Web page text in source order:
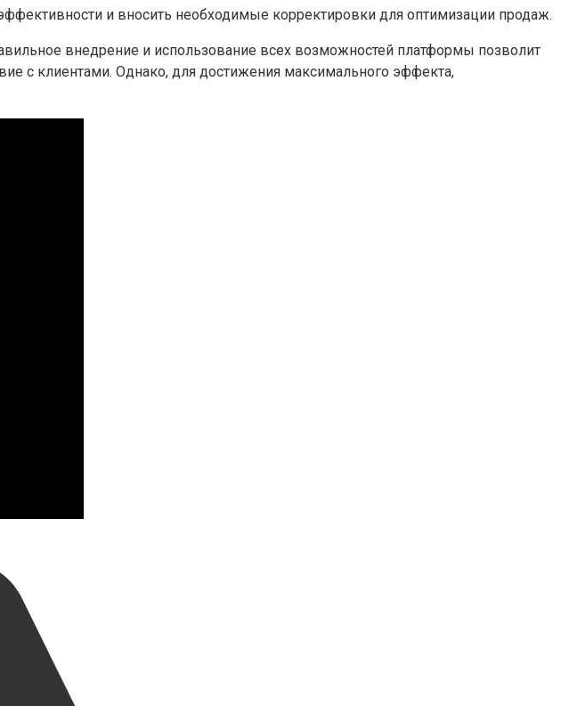
и вносить необходимые корректировки для оптимизации продаж.
внедрение и использование всех возможностей платформы позволит
с клиентами. Однако, для достижения максимального эффекта,